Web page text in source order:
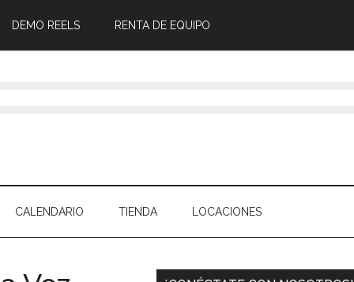
DEMO REELS RENTA DE EQUIPO
CALENDARIO TIENDA LOCACIONES